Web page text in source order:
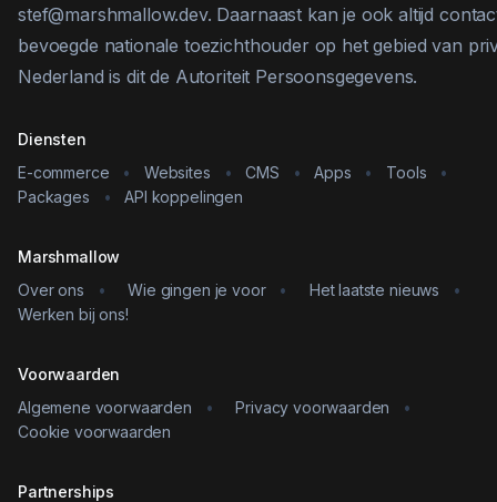
stef@marshmallow.dev. Daarnaast kan je ook altijd
bevoegde nationale toezichthouder op het gebied van
Nederland is dit de Autoriteit Persoonsgegevens.
Diensten
E-commerce
• Websites • CMS • Apps • Tools
•
Packages
• API koppelingen
Marshmallow
Over ons
• Wie gingen je voor • Het laatste nieuws
•
Werken bij ons!
Voorwaarden
Algemene voorwaarden
• Privacy voorwaarden
•
Cookie voorwaarden
Partnerships